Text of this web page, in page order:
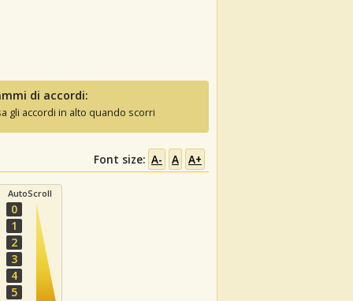
di accordi:
gli accordi in alto quando scorri
Font size: A- A A+
AutoScroll
0
1
2
3
4
5